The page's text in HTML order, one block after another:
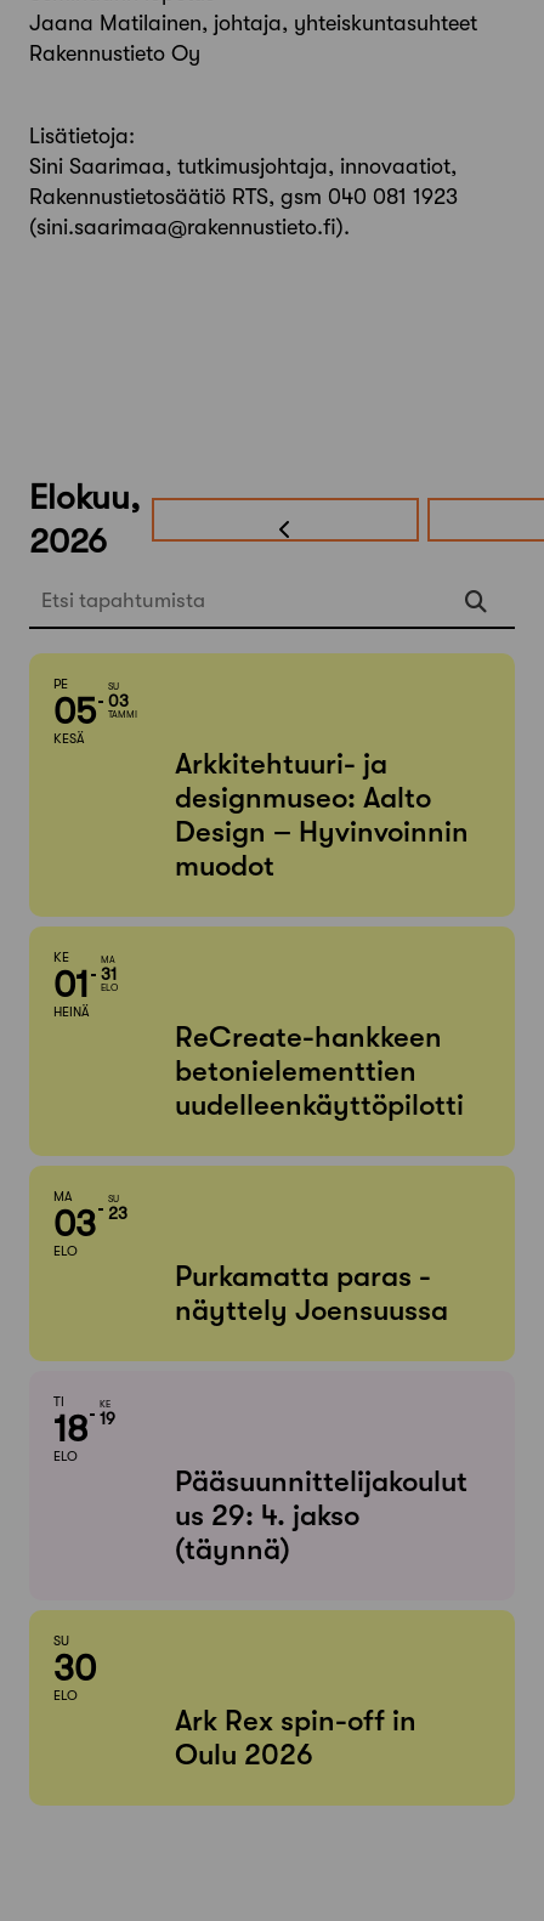
Jaana Matilainen, johtaja, yhteiskuntasuhteet
Rakennustieto Oy
Lisätietoja:
Sini Saarimaa, tutkimusjohtaja, innovaatiot,
Rakennustietosäätiö RTS, gsm 040 081 1923
(sini.saarimaa@rakennustieto.fi).
Elokuu,
2026
Etsi tapahtumista
PE
05
KESÄ
SU
03
TAMMI
Arkkitehtuuri- ja
designmuseo: Aalto
Design – Hyvinvoinnin
muodot
KE
01
HEINÄ
MA
31
ELO
ReCreate-hankkeen
betonielementtien
uudelleenkäyttöpilotti
MA
03
ELO
SU
23
Purkamatta paras -
näyttely Joensuussa
TI
18
ELO
KE
19
Pääsuunnittelijakoulut
us 29: 4. jakso
(täynnä)
SU
30
ELO
Ark Rex spin-off in
Oulu 2026